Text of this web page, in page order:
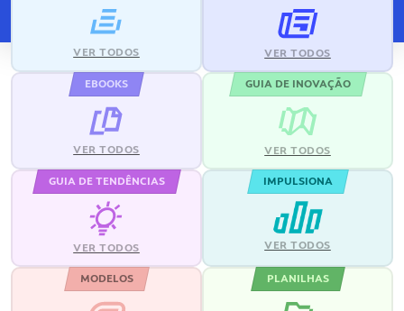
VER TODOS VER TODOS
EBOOKS
VER TODOS
GUIA DE INOVAÇÃO
VER TODOS
GUIA DE TENDÊNCIAS
VER TODOS
IMPULSIONA
VER TODOS
MODELOS PLANILHAS